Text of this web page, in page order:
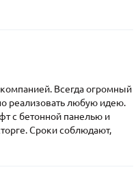
компанией. Всегда огромный
реализовать любую идею.
с бетонной панелью и
Сроки соблюдают,